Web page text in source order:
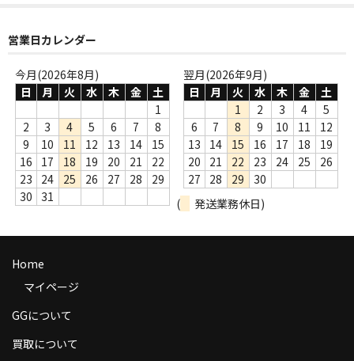
Webのみ no.1
Webのみ no.2
Webのみ no.3
Webのみ no.4
送料
商品の発送
お支払い方法
営業日カレンダー
今月(2026年8月)
日
月 火 水 木 金
土
1
2
3 4 5 6 7
8
9
10 11 12 13 14
15
16
17 18 19 20 21
22
23
24 25 26 27 28
29
30
31
翌月(2026年9月)
日
月 火 水 木 金
土
1
2 3 4
5
6
7 8 9 10 11
12
13
14 15 16 17 18
19
20
21 22 23 24 25
26
27
28 29
30
(
発送業務休日)
Home
マイページ
GGについて
買取について